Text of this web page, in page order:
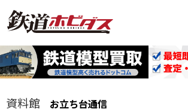
資料館 お立ち台通信